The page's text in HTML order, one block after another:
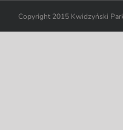
Copyright 2015 Kwidzyński